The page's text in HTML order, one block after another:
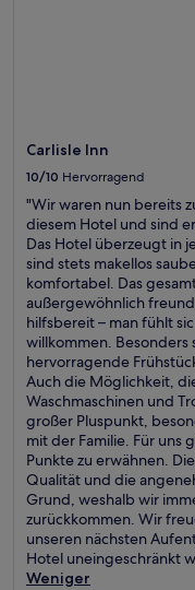
Carlisle Inn
10/10 Hervorragend
"Wir waren nun bereits
diesem Hotel und sind
Das Hotel überzeugt in
sind stets makellos
komfortabel. Das
außergewöhnlich
hilfsbereit – man fühlt
willkommen. Besonders
hervorragende
Auch die Möglichkeit,
Waschmaschinen und
großer Pluspunkt,
mit der Familie. Für uns
Punkte zu erwähnen.
Qualität und die
Grund, weshalb wir
zurückkommen. Wir
unseren nächsten
Hotel uneingeschränkt
Weniger